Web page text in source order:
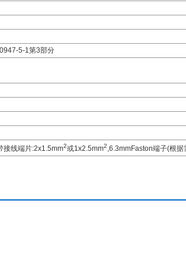
5-1第3部分
接线端片:2x1.5mm2或1x2.5mm2,6.3mmFaston端子(根据